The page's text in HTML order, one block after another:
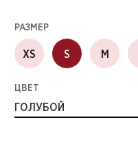
РАЗМЕР
XS S M
ЦВЕТ
ГОЛУБОЙ